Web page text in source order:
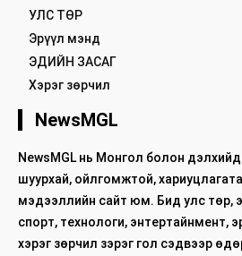
УЛС ТӨР
Эрүүл мэнд
ЭДИЙН ЗАСАГ
Хэрэг зөрчил
NewsMGL
NewsMGL нь Монгол болон
шуурхай, ойлгомжтой,
мэдээллийн сайт юм. Бид улс төр,
спорт, технологи, энтертайнмент,
хэрэг зөрчил зэрэг гол сэдвээр